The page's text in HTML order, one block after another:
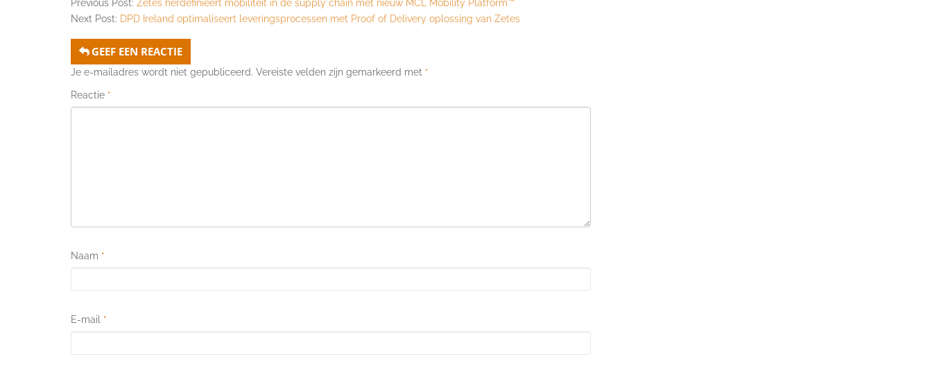
Previous Post: Zetes herdefinieert mobiliteit in de supply chain met nieuw MCL Mobility Platform™
Next Post: DPD Ireland optimaliseert leveringsprocessen met Proof of Delivery oplossing van Zetes
GEEF EEN REACTIE
Je e-mailadres wordt niet gepubliceerd. Vereiste velden zijn gemarkeerd met *
Reactie *
Naam *
E-mail *